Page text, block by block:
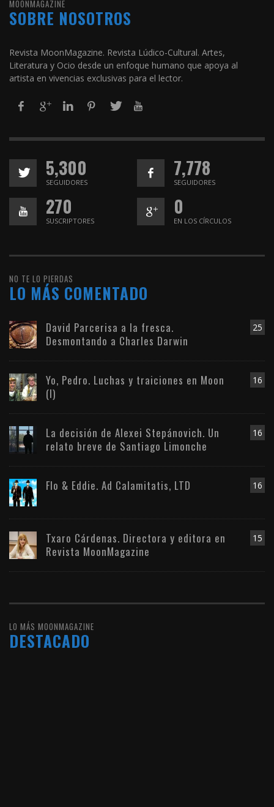
MOONMAGAZINE
SOBRE NOSOTROS
Revista MoonMagazine. Revista Lúdico-Cultural. Artes,
Literatura y Ocio desde un enfoque humano que apoya al
artista en vivencias exclusivas para el lector.
5,300
SEGUIDORES
7,778
SEGUIDORES
270
SUSCRIPTORES
0
EN LOS CÍRCULOS
NO TE LO PIERDAS
LO MÁS COMENTADO
25
David Parcerisa a la fresca.
Desmontando a Charles Darwin
16
Yo, Pedro. Luchas y traiciones en Moon
(I)
16
La decisión de Alexei Stepánovich. Un
relato breve de Santiago Limonche
16
Flo & Eddie. Ad Calamitatis, LTD
15
Txaro Cárdenas. Directora y editora en
Revista MoonMagazine
LO MÁS MOONMAGAZINE
DESTACADO